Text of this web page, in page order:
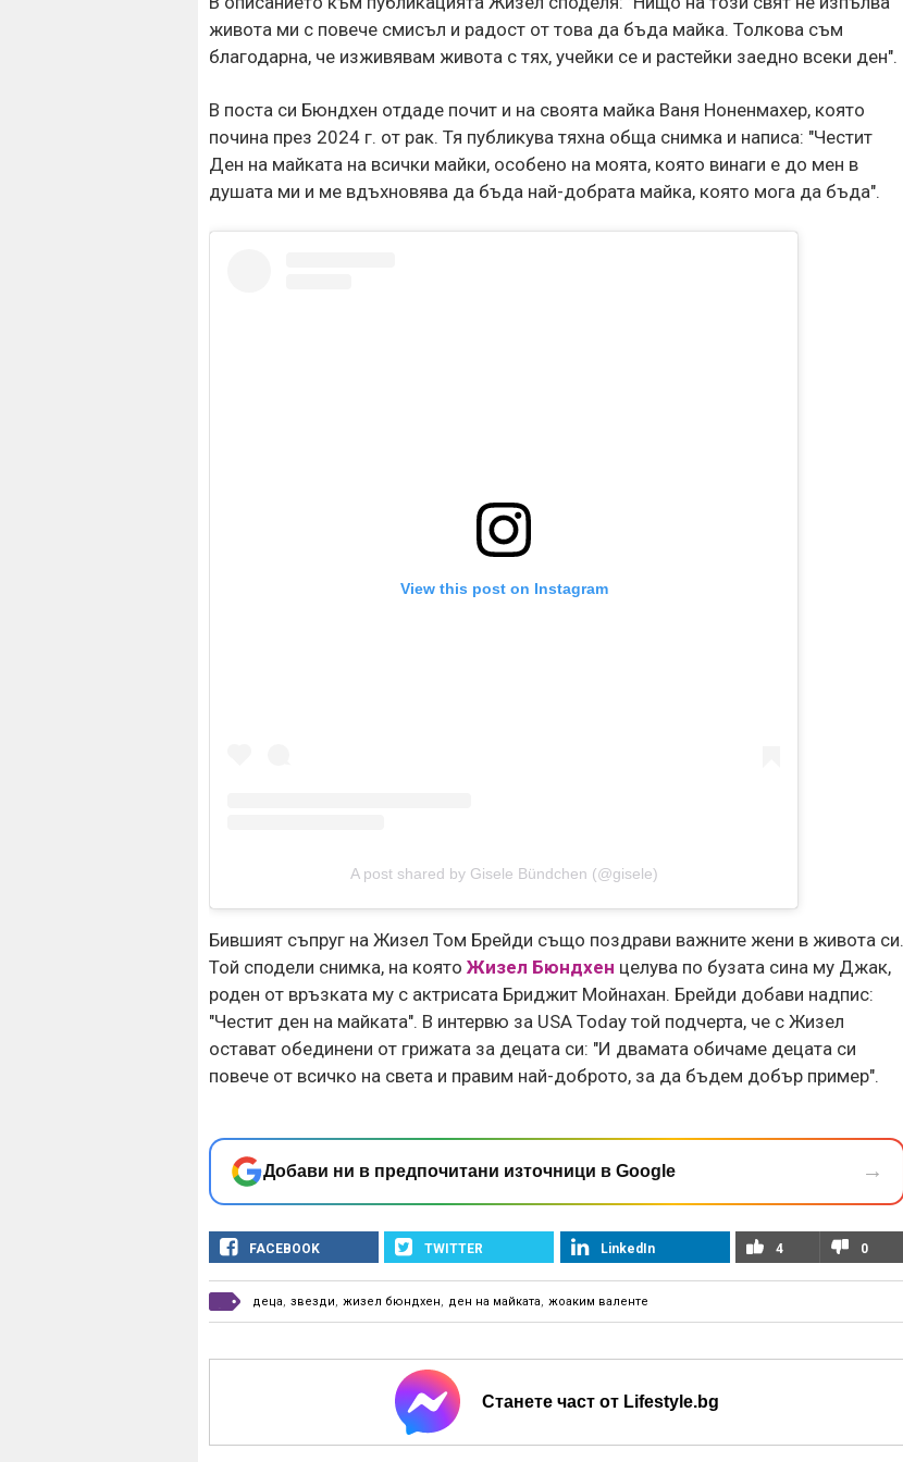
живота ми с повече смисъл и радост от това да бъда майка. Толкова съм
благодарна, че изживявам живота с тях, учейки се и растейки заедно всеки ден".
В поста си Бюндхен отдаде почит и на своята майка Ваня Ноненмахер, която
почина през 2024 г. от рак. Тя публикува тяхна обща снимка и написа: "Честит
Ден на майката на всички майки, особено на моята, която винаги е до мен в
душата ми и ме вдъхновява да бъда най-добрата майка, която мога да бъда".
View this post on Instagram
A post shared by Gisele Bündchen (@gisele)
Бившият съпруг на Жизел Том Брейди също поздрави важните жени в живота си.
Той сподели снимка, на която Жизел Бюндхен целува по бузата сина му Джак,
роден от връзката му с актрисата Бриджит Мойнахан. Брейди добави надпис:
"Честит ден на майката". В интервю за USA Today той подчерта, че с Жизел
остават обединени от грижата за децата си: "И двамата обичаме децата си
повече от всичко на света и правим най-доброто, за да бъдем добър пример".
Добави ни в предпочитани източници в Google →
FACEBOOK TWITTER LinkedIn 4 0
деца, звезди, жизел бюндхен, ден на майката, жоаким валенте
Станете част от Lifestyle.bg